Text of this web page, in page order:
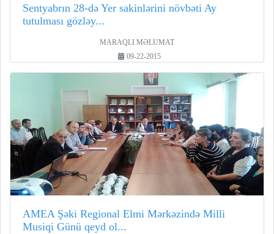
Sentyabrın 28-də Yer sakinlərini növbəti Ay
tutulması gözləy...
MARAQLI MƏLUMAT
09-22-2015
AMEA Şəki Regional Elmi Mərkəzində Milli
Musiqi Günü qeyd ol...